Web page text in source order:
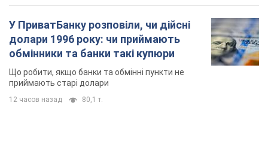
У ПриватБанку розповіли, чи дійсні
долари 1996 року: чи приймають
обмінники та банки такі купюри
Що робити, якщо банки та обмінні пункти не
приймають старі долари
12 часов назад 80,1 т.